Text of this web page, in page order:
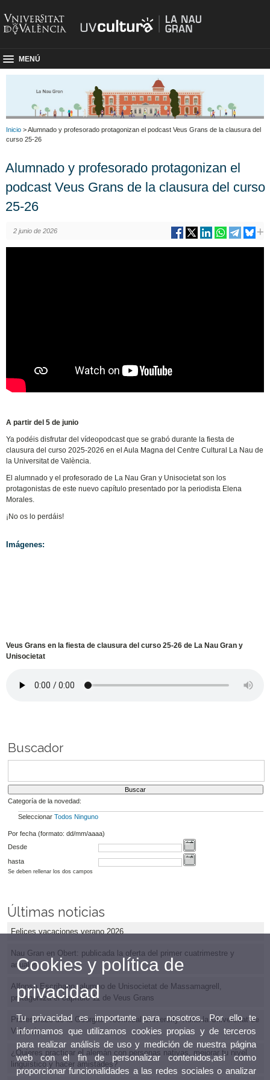
MENÚ
Inicio > Alumnado y profesorado protagonizan el podcast Veus Grans de la clausura del
curso 25-26
Alumnado y profesorado protagonizan el
podcast Veus Grans de la clausura del curso
25-26
2 junio de 2026
A partir del 5 de junio
Ya podéis disfrutar del vídeopodcast que se grabó durante la fiesta de
clausura del curso 2025-2026 en el Aula Magna del Centre Cultural La Nau de
la Universitat de València.
El alumnado y el profesorado de La Nau Gran y Unisocietat son los
protagonistas de este nuevo capítulo presentado por la periodista Elena
Morales.
¡No os lo perdáis!
Imágenes:
Veus Grans en la fiesta de clausura del curso 25-26 de La Nau Gran y
Unisocietat
Buscador
Categoría de la novedad:
Seleccionar Todos Ninguno
Por fecha (formato: dd/mm/aaaa)
Desde
hasta
Se deben rellenar los dos campos
Últimas noticias
Felices vacaciones verano 2026
Nau Gran en Obert: publicada la oferta del primer cuatrimestre y
anuales
Alfonso Escribano, alumno de Unisocietat de Massamagrell,
protagoniza el capítulo 11 de Veus Grans
Profesorado de la Georgian Technical University visita la Universitat de
València
¿Quieres practicar el alemán con personas nativas, mejorar tu nivel
lingüístico y hacer amistades?
Cookies y política de
privacidad
Tu privacidad es importante para nosotros. Por ello te
informamos que utilizamos cookies propias y de terceros
para realizar análisis de uso y medición de nuestra página
web con el fin de personalizar contenidos,así como
proporcionar funcionalidades a las redes sociales o analizar